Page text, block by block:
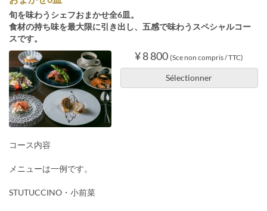
旬を味わうシェフおまかせ全6皿。
食材の持ち味を最大限に引き出し、五感で味わうスペシャルコー
スです。
¥ 8 800 (Sce non compris / TTC)
Sélectionner
コース内容
メニューは一例です。
STUTUCCINO・小前菜